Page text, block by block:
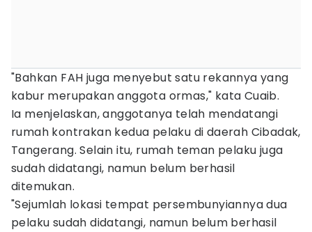
"Bahkan FAH juga menyebut satu rekannya yang
kabur merupakan anggota ormas," kata Cuaib.
Ia menjelaskan, anggotanya telah mendatangi
rumah kontrakan kedua pelaku di daerah Cibadak,
Tangerang. Selain itu, rumah teman pelaku juga
sudah didatangi, namun belum berhasil
ditemukan.
"Sejumlah lokasi tempat persembunyiannya dua
pelaku sudah didatangi, namun belum berhasil